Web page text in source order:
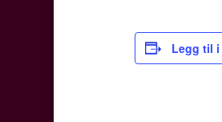
Legg til